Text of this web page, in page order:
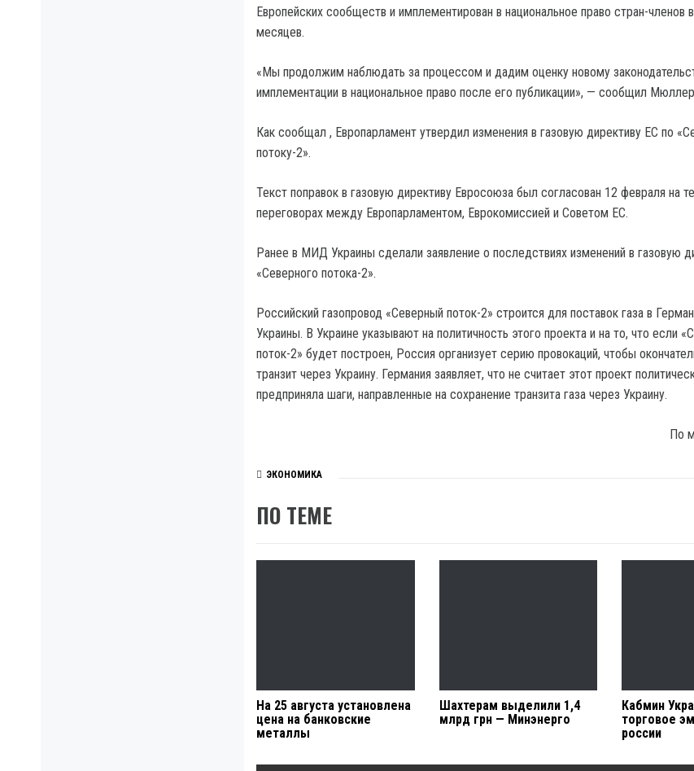
Европейских сообществ и имплементирован в национальное право стран-членов
месяцев.
«Мы продолжим наблюдать за процессом и дадим оценку новому
имплементации в национальное право после его публикации», — сообщил
Как сообщал , Европарламент утвердил изменения в газовую директиву ЕС по
потоку-2».
Текст поправок в газовую директиву Евросоюза был согласован 12 февраля на
переговорах между Европарламентом, Еврокомиссией и Советом ЕС.
Ранее в МИД Украины сделали заявление о последствиях изменений в газовую
«Северного потока-2».
Российский газопровод «Северный поток-2» строится для поставок газа в
Украины. В Украине указывают на политичность этого проекта и на то, что если
поток-2» будет построен, Россия организует серию провокаций, чтобы
транзит через Украину. Германия заявляет, что не считает этот проект
предприняла шаги, направленные на сохранение транзита газа через Украину.
По
ЭКОНОМИКА
ПО ТЕМЕ
На 25 августа установлена
цена на банковские
металлы
Шахтерам выделили 1,4
млрд грн — Минэнерго
Кабмин
торговое
россии